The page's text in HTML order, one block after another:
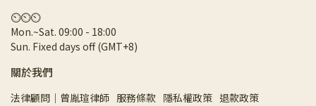
⏲︎⏲︎⏲︎
Mon.~Sat. 09:00 - 18:00
Sun. Fixed days off (GMT+8)
關於我們
法律顧問｜曾胤瑄律師 服務條款 隱私權政策 退款政策